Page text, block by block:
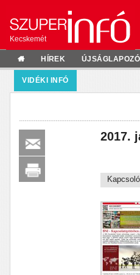
Kecskemét
HÍREK ÚJSÁGLAPOZÓ
VIDÉKI INFÓ
2017.